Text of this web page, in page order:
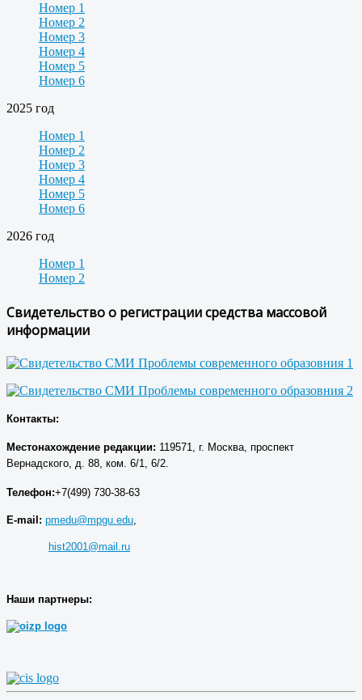
Номер 1
Номер 2
Номер 3
Номер 4
Номер 5
Номер 6
2025 год
Номер 1
Номер 2
Номер 3
Номер 4
Номер 5
Номер 6
2026 год
Номер 1
Номер 2
Свидетельство о регистрации средства массовой
информации
Контакты:
Местонахождение редакции: 119571, г. Москва, проспект
Вернадского, д. 88, ком. 6/1, 6/2.
Телефон:+7(499) 730-38-63
E-mail: pmedu@mpgu.edu
hist2001@mail.ru
Наши партнеры: